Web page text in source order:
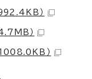
）
）
）